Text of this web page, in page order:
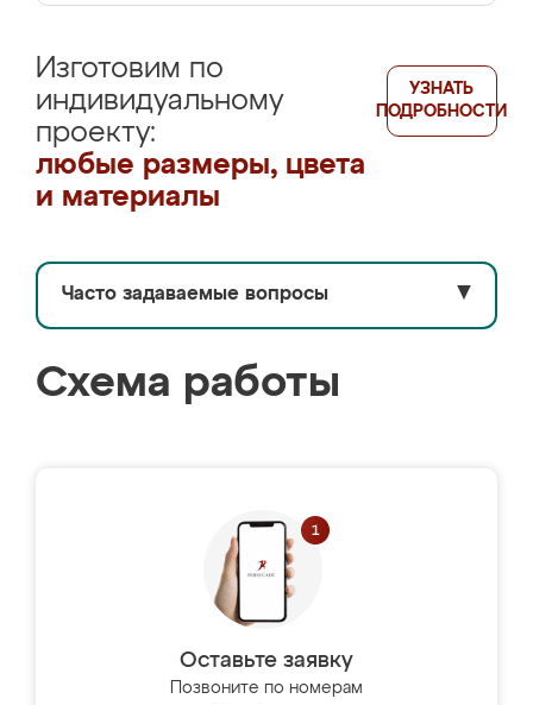
Изготовим по
индивидуальному
проекту:
любые размеры, цвета
и материалы
УЗНАТЬ
ПОДРОБНОСТИ
Часто задаваемые вопросы ▼
Схема работы
Оставьте заявку
Позвоните по номерам